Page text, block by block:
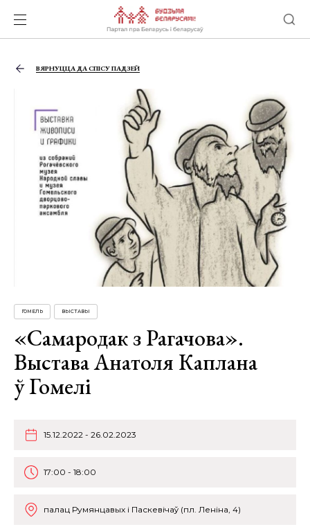
ВЯРНУЦЦА ДА СПІСУ ПАДЗЕЙ
ГОМЕЛЬ ВЫСТАВЫ
«Самародак з Рагачова».
Выстава Анатоля Каплана
ў Гомелі
15.12.2022 - 26.02.2023
17:00 - 18:00
палац Румянцавых і Паскевічаў (пл. Леніна, 4)